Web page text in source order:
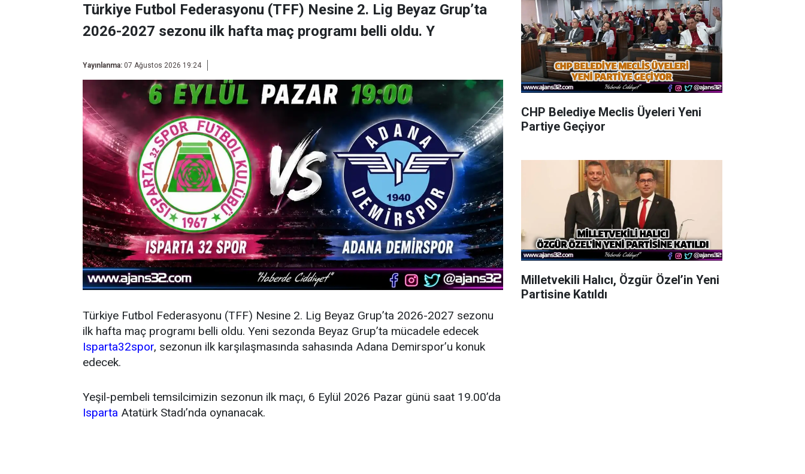
Türkiye Futbol Federasyonu (TFF) Nesine 2. Lig Beyaz Grup’ta
2026-2027 sezonu ilk hafta maç programı belli oldu. Y
Yayınlanma: 07 Ağustos 2026 19:24
Türkiye Futbol Federasyonu (TFF) Nesine 2. Lig Beyaz Grup’ta 2026-2027 sezonu
ilk hafta maç programı belli oldu. Yeni sezonda Beyaz Grup’ta mücadele edecek
Isparta32spor, sezonun ilk karşılaşmasında sahasında Adana Demirspor’u konuk
edecek.
Yeşil-pembeli temsilcimizin sezonun ilk maçı, 6 Eylül 2026 Pazar günü saat 19.00’da
Isparta Atatürk Stadı’nda oynanacak.
CHP Belediye Meclis Üyeleri Yeni
Partiye Geçiyor
Milletvekili Halıcı, Özgür Özel’in Yeni
Partisine Katıldı